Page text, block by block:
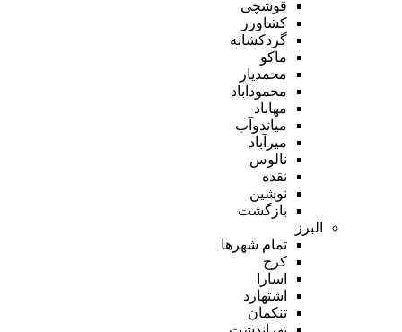
قوشچی
کشاورز
گردکشانه
ماکو
محمدیار
محمودآباد
مهاباد
میاندوآب
میرآباد
نالوس
نقده
نوشین
بازگشت
البرز
تمام شهر‌ها
کرج
اسارا
اشتهارد
تنکمان